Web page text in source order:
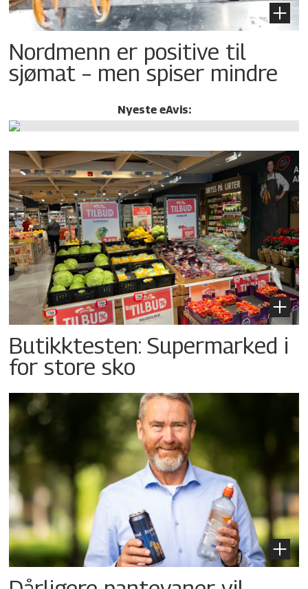
Nordmenn er positive til
sjømat – men spiser mindre
Nyeste eAvis:
Butikktesten: Supermarked i
for store sko